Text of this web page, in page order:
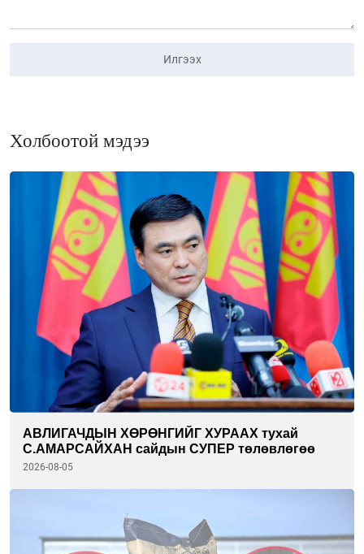
Илгээх
Холбоотой мэдээ
АВЛИГАЧДЫН ХӨРӨНГИЙГ ХУРААХ тухай
С.АМАРСАЙХАН сайдын СУПЕР төлөвлөгөө
2026-08-05